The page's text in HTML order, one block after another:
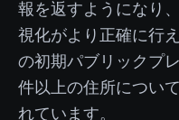
報を返すようになり
視化がより正確に行
の初期パブリックプ
件以上の住所につい
れています。